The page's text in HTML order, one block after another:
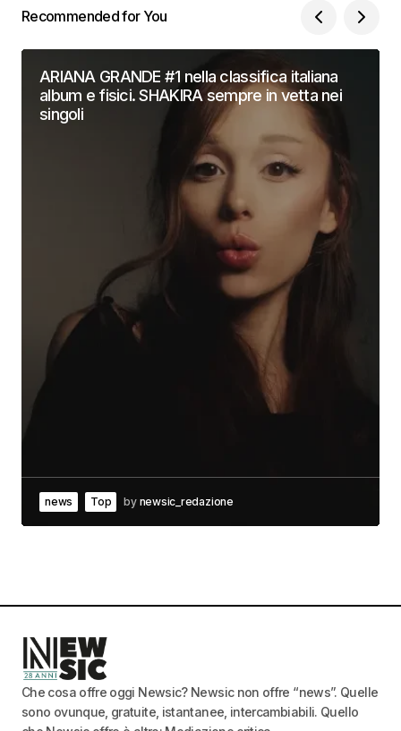
Recommended for You
ARIANA GRANDE #1 nella classifica italiana
album e fisici. SHAKIRA sempre in vetta nei
singoli
news Top by newsic_redazione
Che cosa offre oggi Newsic? Newsic non offre “news”. Quelle
sono ovunque, gratuite, istantanee, intercambiabili. Quello